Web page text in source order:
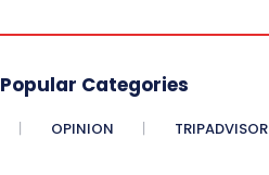
Popular Categories
OPINION TRIPADVISOR